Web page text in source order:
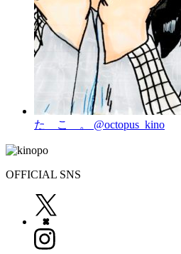
た こ 。 @octopus_kino
OFFICIAL SNS